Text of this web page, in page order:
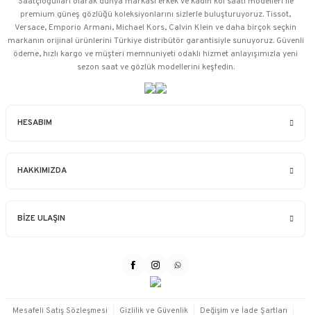
HESABIM
HAKKIMIZDA
BİZE ULAŞIN
premium güneş gözlüğü koleksiyonlarını sizlerle buluşturuyoruz. Tissot,
Versace, Emporio Armani, Michael Kors, Calvin Klein ve daha birçok seçkin
markanın orijinal ürünlerini Türkiye distribütör garantisiyle sunuyoruz. Güvenli
ödeme, hızlı kargo ve müşteri memnuniyeti odaklı hizmet anlayışımızla yeni
sezon saat ve gözlük modellerini keşfedin.
Mesafeli Satış Sözleşmesi Gizlilik ve Güvenlik Değişim ve İade Şartları